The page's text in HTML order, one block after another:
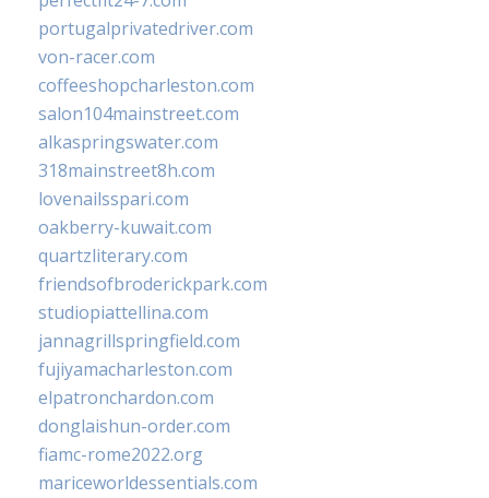
portugalprivatedriver.com
von-racer.com
coffeeshopcharleston.com
salon104mainstreet.com
alkaspringswater.com
318mainstreet8h.com
lovenailsspari.com
oakberry-kuwait.com
quartzliterary.com
friendsofbroderickpark.com
studiopiattellina.com
jannagrillspringfield.com
fujiyamacharleston.com
elpatronchardon.com
donglaishun-order.com
fiamc-rome2022.org
mariceworldessentials.com